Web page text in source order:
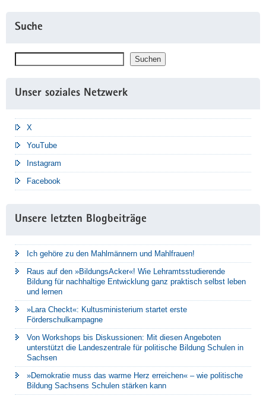
Suche
Suchen
Unser soziales Netzwerk
X
YouTube
Instagram
Facebook
Unsere letzten Blogbeiträge
Ich gehöre zu den Mahlmännern und Mahlfrauen!
Raus auf den »BildungsAcker«! Wie Lehramtsstudierende
Bildung für nachhaltige Entwicklung ganz praktisch selbst leben
und lernen
»Lara Checkt«: Kultusministerium startet erste
Förderschulkampagne
Von Workshops bis Diskussionen: Mit diesen Angeboten
unterstützt die Landeszentrale für politische Bildung Schulen in
Sachsen
»Demokratie muss das warme Herz erreichen« – wie politische
Bildung Sachsens Schulen stärken kann